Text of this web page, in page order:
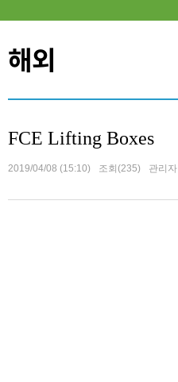
해외
FCE Lifting Boxes
2019/04/08 (15:10) 조회(235) 관리자